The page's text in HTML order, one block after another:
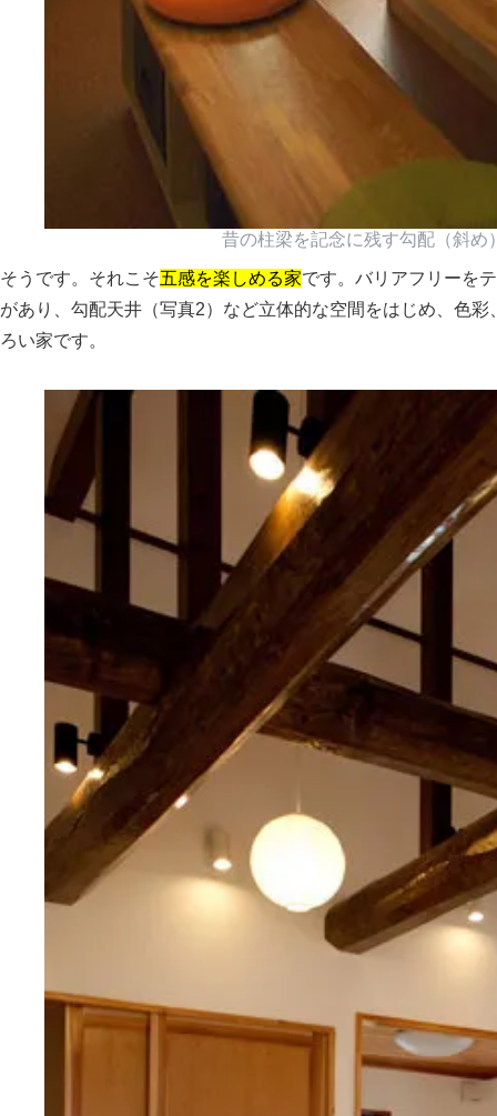
昔の柱梁を記念に残す勾配（斜
そうです。それこそ五感を楽しめる家です。バリアフリーを
があり、勾配天井（写真2）など立体的な空間をはじめ、色
ろい家です。